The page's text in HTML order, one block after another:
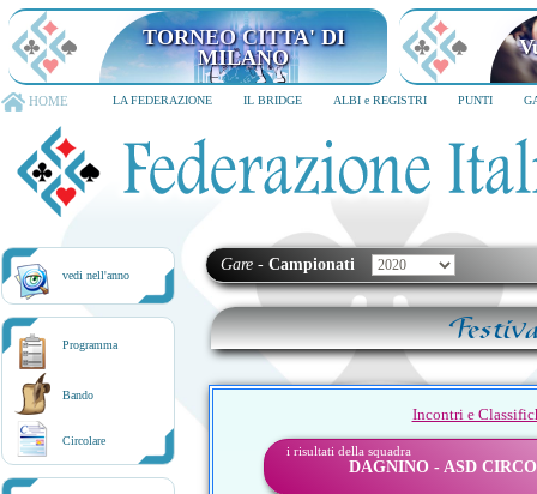
TORNEO CITTA' DI
MILANO
HOME LA FEDERAZIONE IL BRIDGE ALBI e REGISTRI PUNTI
vedi nell'anno
Programma
Bando
Circolare
Gare - Campionati
Incontri e
i risultati della squadra
DAGNINO - ASD